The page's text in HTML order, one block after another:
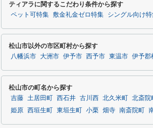
ティアラに関するこだわり条件から探す
ペット可特集 敷金礼金ゼロ特集 シングル向け
松山市以外の市区町村から探す
八幡浜市 大洲市 伊予市 西予市 東温市 伊予郡
松山市の町名から探す
吉藤 土居田町 西石井 古川西 北久米町 北斎院
姫原
西垣生町 東垣生町 小栗 畑寺 南斎院町